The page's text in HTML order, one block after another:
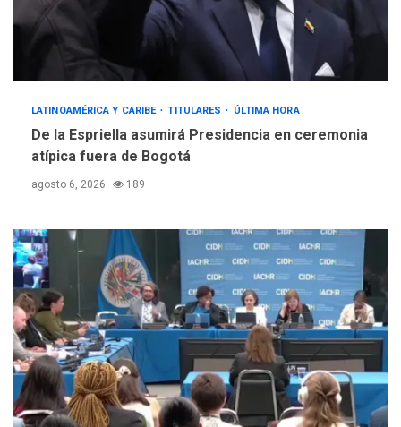
LATINOAMÉRICA Y CARIBE TITULARES ÚLTIMA HORA
De la Espriella asumirá Presidencia en ceremonia
atípica fuera de Bogotá
agosto 6, 2026 189